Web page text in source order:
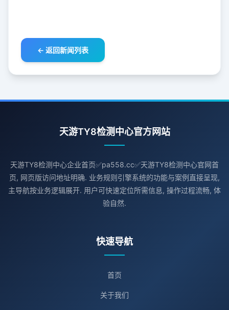
← 返回新闻列表
天游TY8检测中心官方网站
天游TY8检测中心企业首页✅pa558.cc✅天游TY8检测中心官网首
页, 网页版访问地址明确. 业务规则引擎系统的功能与案例直接呈现,
主导航按业务逻辑展开. 用户可快速定位所需信息, 操作过程流畅, 体
验自然.
快速导航
首页
关于我们